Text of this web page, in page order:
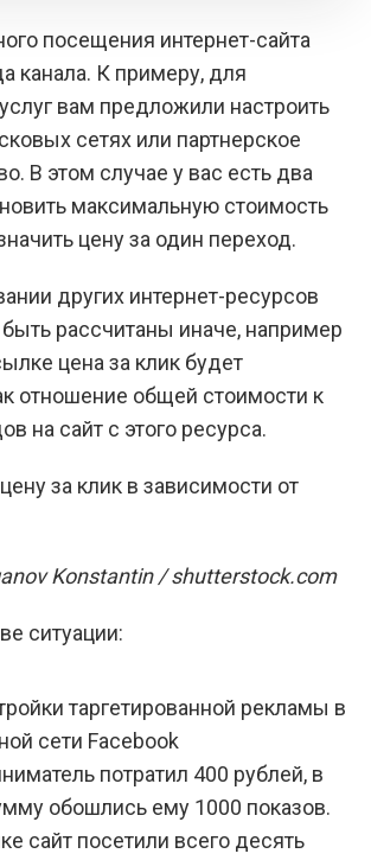
посещения интернет-сайта
канала. К примеру, для
вам предложили настроить
сетях или партнерское
В этом случае у вас есть два
максимальную стоимость
цену за один переход.
других интернет-ресурсов
рассчитаны иначе, например
цена за клик будет
отношение общей стоимости к
на сайт с этого ресурса.
Konstantin / shutterstock.com
ситуации:
таргетированной рекламы в
сети Facebook
потратил 400 рублей, в
обошлись ему 1000 показов.
сайт посетили всего десять